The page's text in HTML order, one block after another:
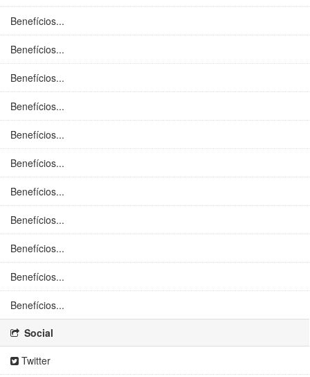
Benefícios...
Benefícios...
Benefícios...
Benefícios...
Benefícios...
Benefícios...
Benefícios...
Benefícios...
Benefícios...
Benefícios...
Benefícios...
Social
Twitter